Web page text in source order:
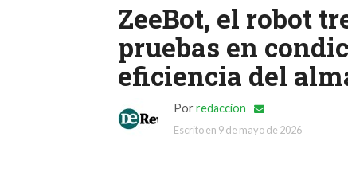
ZeeBot, el robot
pruebas en
eficiencia del
Por redaccion
Escrito en 9 de mayo de 2026